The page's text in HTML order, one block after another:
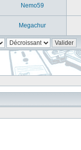
Nemo59
Megachur